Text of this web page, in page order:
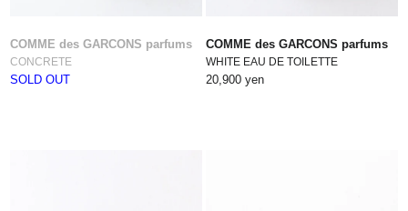
COMME des GARCONS parfums
CONCRETE
SOLD OUT
COMME des GARCONS parfums
WHITE EAU DE TOILETTE
20,900 yen